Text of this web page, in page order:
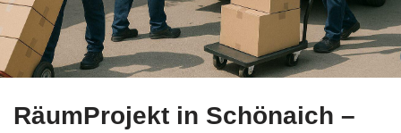
RäumProjekt in Schönaich –